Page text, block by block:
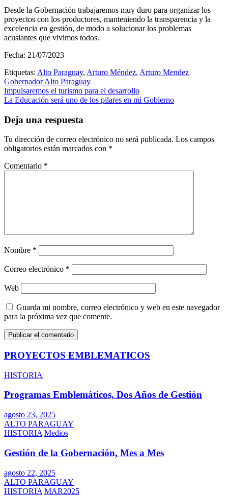
Desde la Gobernación trabajaremos muy duro para organizar los
proyectos con los productores, manteniendo la transparencia y la
excelencia en gestión, de modo a solucionar los problemas
acusiantes que vivimos todos.
Fecha: 21/07/2023
Etiquetas: Alto Paraguay, Arturo Méndez, Arturo Mendez
Gobernador Alto Paraguay
Navegación
de
entradas
Impulsaremos el turismo para el desarrollo
La Educación será uno de los pilares en mi Gobierno
Deja una respuesta
Tu dirección de correo electrónico no será publicada. Los campos
obligatorios están marcados con *
Comentario *
Nombre *
Correo electrónico *
Web
Guarda mi nombre, correo electrónico y web en este navegador
para la próxima vez que comente.
PROYECTOS EMBLEMATICOS
HISTORIA
Programas Emblemáticos, Dos Años de Gestión
agosto 23, 2025
ALTO PARAGUAY
HISTORIA Medios
Gestión de la Gobernación, Mes a Mes
agosto 22, 2025
ALTO PARAGUAY
HISTORIA MAR2025